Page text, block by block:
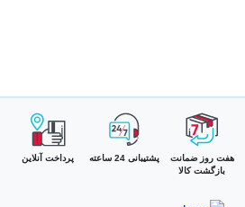
هفت روز ضمانت
بازگشت کالا
پشتیبانی 24 ساعته پرداخت آنلاین